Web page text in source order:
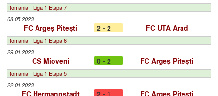
Romania - Liga 1 Etapa 7
08.05.2023
FC Argeș Pitești 2 - 2 FC UTA Arad
Romania - Liga 1 Etapa 6
29.04.2023
CS Mioveni 0 - 2 FC Argeș Pitești
Romania - Liga 1 Etapa 5
22.04.2023
FC Hermannstadt 2 - 1 FC Argeș Pitești